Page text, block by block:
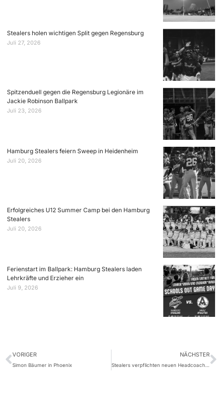
Stealers holen wichtigen Split gegen Regensburg
Juli 27, 2026
Spitzenduell gegen die Regensburg Legionäre im
Jackie Robinson Ballpark
Juli 23, 2026
Hamburg Stealers feiern Sweep in Heidenheim
Juli 20, 2026
Erfolgreiches U12 Summer Camp bei den Hamburg
Stealers
Juli 20, 2026
Ferienstart im Ballpark: Hamburg Stealers laden
Lehrkräfte und Erzieher ein
Juli 9, 2026
VORIGER
Simon Bäumer in Phoenix
NÄCHSTER